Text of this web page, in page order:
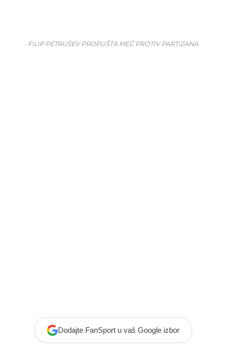
FILIP PETRUŠEV PROPUŠTA MEČ PROTIV PARTIZANA
Dodajte FanSport u vaš Google izbor